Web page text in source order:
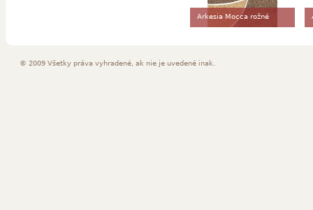
Arkesia Mocca rožné
© 2009 Všetky práva vyhradené, ak nie je uvedené inak.